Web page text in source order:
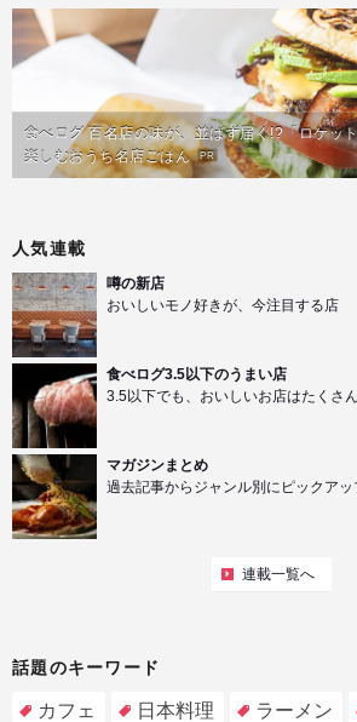
食べログ 百名店の味が、並ばず届く!?「ロケッ
楽しむおうち名店ごはん PR
人気連載
噂の新店
おいしいモノ好きが、今注目する店
食べログ3.5以下のうまい店
3.5以下でも、おいしいお店はたくさ
マガジンまとめ
過去記事からジャンル別にピックアッ
連載一覧へ
話題のキーワード
カフェ 日本料理 ラーメン